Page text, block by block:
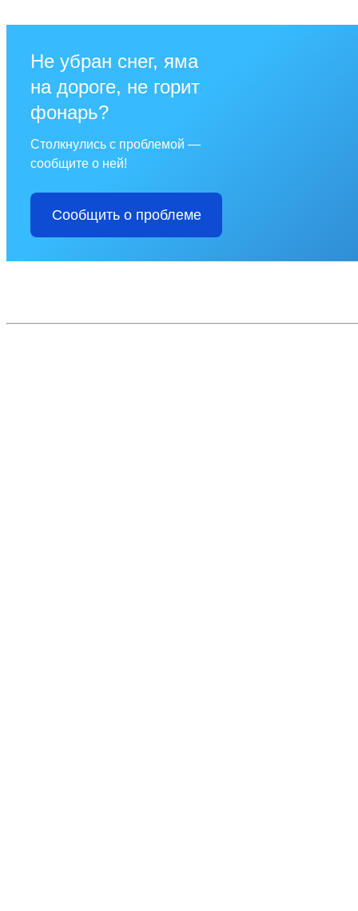
Не убран снег, яма
на дороге, не горит
фонарь?
Столкнулись с проблемой —
сообщите о ней!
Сообщить о проблеме